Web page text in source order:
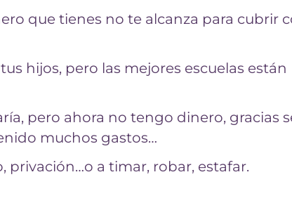
que tienes no te alcanza para cubrir
hijos, pero las mejores escuelas están
pero ahora no tengo dinero, gracias
muchos gastos…
privación…o a timar, robar, estafar.